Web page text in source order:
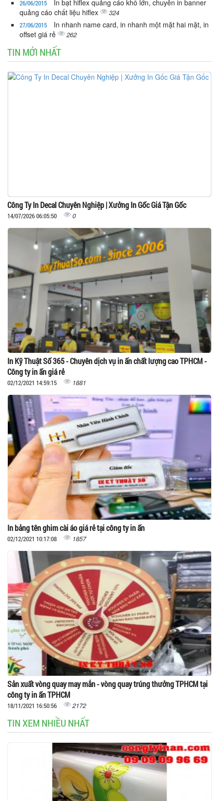
26/06/2015
In bạt hiflex quảng cáo khổ lớn, chuyên in banner
quảng cáo chất liệu hiflex
324
27/06/2015
In nhanh name card, in nhanh một mặt hai mặt, in
offset giá rẻ
262
TIN MỚI NHẤT
Công Ty In Decal Chuyên Nghiệp | Xưởng In Gốc Giá Tận Gốc
14/07/2026 06:05:50 0
In Kỹ Thuật Số 365 - Chuyên dịch vụ in ấn chất lượng cao TPHCM -
Công ty in ấn giá rẻ
02/12/2021 14:59:15 1881
In bảng tên ghim cài áo giá rẻ tại công ty in ấn
02/12/2021 10:17:08 1857
Sản xuất vòng quay may mắn - vòng quay trúng thưởng TPHCM tại
công ty in ấn TPHCM
18/11/2021 16:50:56 2172
TIN XEM NHIỀU NHẤT